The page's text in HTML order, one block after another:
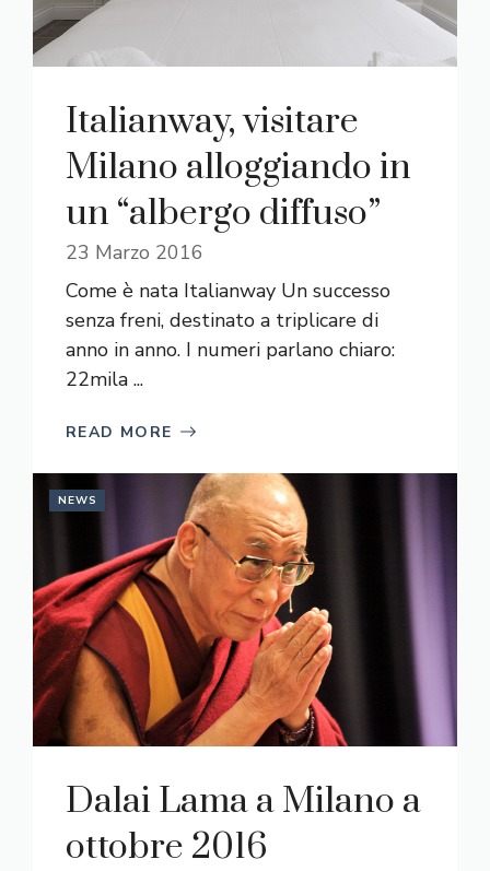
Italianway, visitare
Milano alloggiando in
un “albergo diffuso”
23 Marzo 2016
Come è nata Italianway Un successo
senza freni, destinato a triplicare di
anno in anno. I numeri parlano chiaro:
22mila ...
READ MORE
NEWS
Dalai Lama a Milano a
ottobre 2016